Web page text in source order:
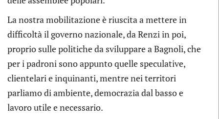
La nostra mobilitazione è riuscita a mettere in
difficoltà il governo nazionale, da Renzi in poi,
proprio sulle politiche da sviluppare a Bagnoli, che
per i padroni sono appunto quelle speculative,
clientelari e inquinanti, mentre nei territori
parliamo di ambiente, democrazia dal basso e
lavoro utile e necessario.